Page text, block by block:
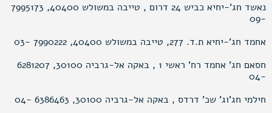
נאשד חג’-יחיא כביש 24 דרום , טייבה במשולש 40400, 7995173
-09
אחמד חג’-יחיא ת.ד. 277, טייבה במשולש 40400, 7990222 -03
חסאם חג’ אחמד רח’ ראשי 1 , באקה אל-גרביה 30100, 6281207
-04
חילמי חג’וג’ שכ’ דרדס , באקה אל-גרביה 30100, 6386463 -04